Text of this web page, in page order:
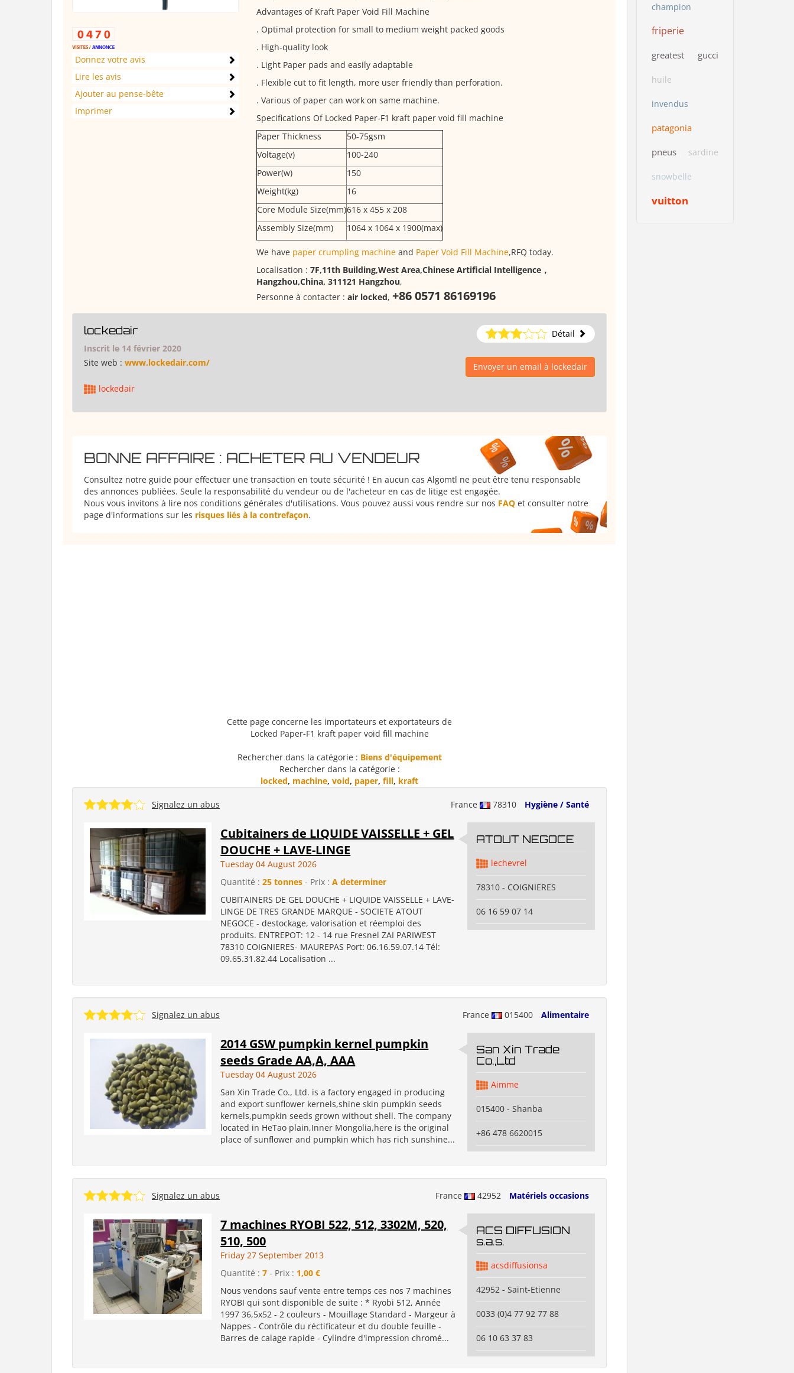
Donnez votre avis
Lire les avis
Ajouter au pense-bête
Imprimer
Advantages of Kraft Paper Void Fill Machine
. Optimal protection for small to medium weight packed goods
. High-quality look
. Light Paper pads and easily adaptable
. Flexible cut to fit length, more user friendly than perforation.
. Various of paper can work on same machine.
Specifications Of Locked Paper-F1 kraft paper void fill machine
Paper Thickness
50-75gsm
Voltage(v)
100-240
Power(w)
150
Weight(kg)
16
Core Module Size(mm)616 x 455 x 208
Assembly Size(mm)
1064 x 1064 x 1900(max)
We have paper crumpling machineand Paper Void Fill Machine,RFQ today.
Localisation : 7F,11th Building,West Area,Chinese Artificial Intelligence，
Hangzhou,China, 311121 Hangzhou,
Personne à contacter : air locked, +86 0571 86169196
lockedair
Détail
Inscrit le 14 février 2020
Site web : www.lockedair.com/
Envoyer un email à lockedair
lockedair
BONNE AFFAIRE : ACHETER AU VENDEUR
Consultez notre guide pour effectuer une transaction en toute sécurité ! En aucun cas Algomtl ne peut être tenu responsable
des annonces publiées. Seule la responsabilité du vendeur ou de l'acheteur en cas de litige est engagée.
Nous vous invitons à lire nos conditions générales d'utilisations. Vous pouvez aussi vous rendre sur nos FAQ et consulter notre
page d'informations sur les risques liés à la contrefaçon.
Cette page concerne les importateurs et exportateurs de
Locked Paper-F1 kraft paper void fill machine
Rechercher dans la catégorie : Biens d'équipement
Rechercher dans la catégorie :
locked, machine, void, paper, fill, kraft
France 78310 Hygiène / Santé
Signalez un abus
Cubitainers de LIQUIDE VAISSELLE + GEL
DOUCHE + LAVE-LINGE
Tuesday 04 August 2026
Quantité :25 tonnes - Prix :A determiner
CUBITAINERS DE GEL DOUCHE + LIQUIDE VAISSELLE + LAVE-
LINGE DE TRES GRANDE MARQUE - SOCIETE ATOUT
NEGOCE - destockage, valorisation et réemploi des
produits. ENTREPOT: 12 - 14 rue Fresnel ZAI PARIWEST
78310 COIGNIERES- MAUREPAS Port: 06.16.59.07.14 Tél:
09.65.31.82.44 Localisation ...
ATOUT NEGOCE
lechevrel
78310 - COIGNIERES
06 16 59 07 14
France 015400 Alimentaire
Signalez un abus
2014 GSW pumpkin kernel pumpkin
seeds Grade AA,A, AAA
Tuesday 04 August 2026
San Xin Trade Co., Ltd. is a factory engaged in producing
and export sunflower kernels,shine skin pumpkin seeds
kernels,pumpkin seeds grown without shell. The company
located in HeTao plain,Inner Mongolia,here is the original
place of sunflower and pumpkin which has rich sunshine...
San Xin Trade
Co.,Ltd
Aimme
015400 - Shanba
+86 478 6620015
France 42952 Matériels occasions
Signalez un abus
7 machines RYOBI 522, 512, 3302M, 520,
510, 500
Friday 27 September 2013
Quantité :7 - Prix : 1,00 €
Nous vendons sauf vente entre temps ces nos 7 machines
RYOBI qui sont disponible de suite : * Ryobi 512, Année
1997 36,5x52 - 2 couleurs - Mouillage Standard - Margeur à
Nappes - Contrôle du réctificateur et du double feuille -
Barres de calage rapide - Cylindre d'impression chromé...
ACS DIFFUSION
s.a.s.
acsdiffusionsa
42952 - Saint-Etienne
0033 (0)4 77 92 77 88
06 10 63 37 83
champion
friperie
greatest gucci
huile
invendus
patagonia
pneus sardine
snowbelle
vuitton